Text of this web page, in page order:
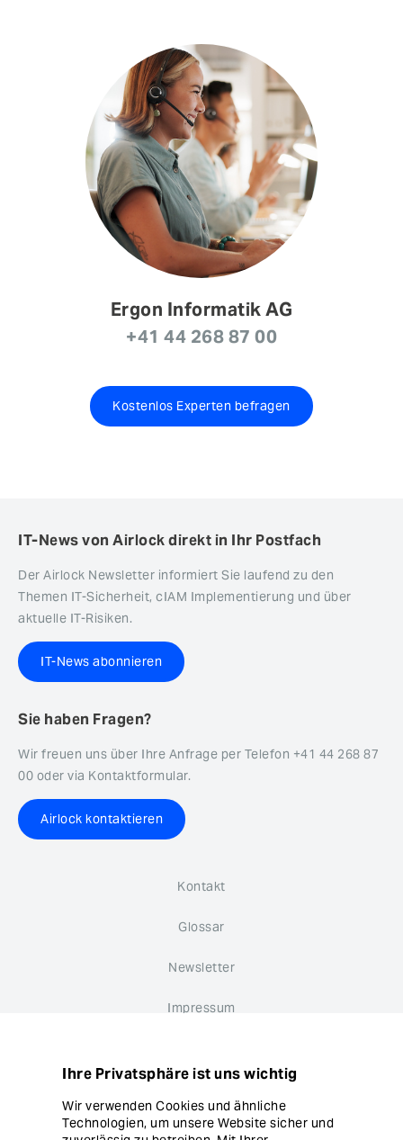
Ergon Informatik AG
+41 44 268 87 00
Kostenlos Experten befragen
IT-News von Airlock direkt in Ihr Postfach
Der Airlock Newsletter informiert Sie laufend zu den
Themen IT-Sicherheit, cIAM Implementierung und über
aktuelle IT-Risiken.
IT-News abonnieren
Sie haben Fragen?
Wir freuen uns über Ihre Anfrage per Telefon +41 44 268 87
00 oder via Kontaktformular.
Airlock kontaktieren
Kontakt
Glossar
Newsletter
Impressum
Cookie Einstellungen
Ihre Privatsphäre ist uns wichtig
Wir verwenden Cookies und ähnliche
Technologien, um unsere Website sicher und